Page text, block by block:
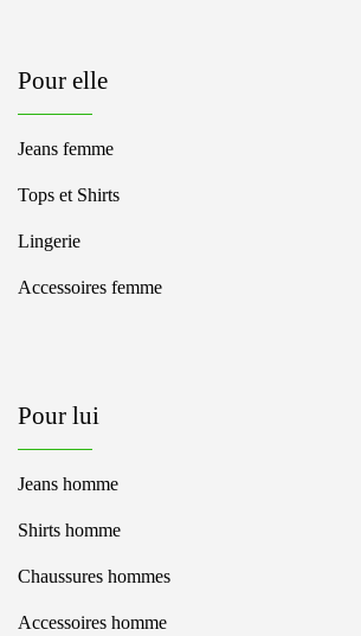
Pour elle
Jeans femme
Tops et Shirts
Lingerie
Accessoires femme
Pour lui
Jeans homme
Shirts homme
Chaussures hommes
Accessoires homme